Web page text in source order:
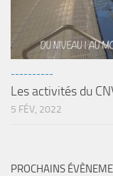
----------
Les activités du
5 FÉV, 2022
PROCHAINS